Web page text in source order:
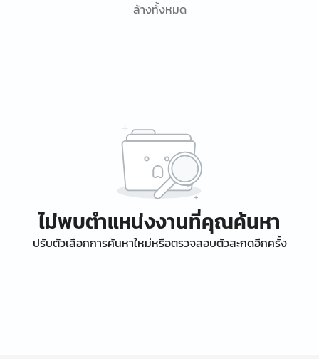
ล้างทั้งหมด
ไม่พบตำแหน่งงานที่คุณค้นหา
ปรับตัวเลือกการค้นหาใหม่หรือตรวจสอบตัวสะกดอีกครั้ง